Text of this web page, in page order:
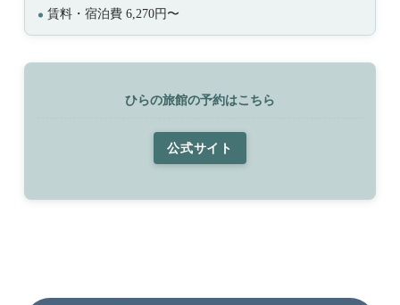
賃料・宿泊費 6,270円〜
ひらの旅館の予約はこちら
公式サイト